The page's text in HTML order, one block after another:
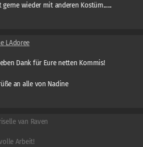
gerne wieder mit anderen Kostüm......
LAdoree
Dank für Eure netten Kommis!
an alle von Nadine
van Raven
Arbeit!